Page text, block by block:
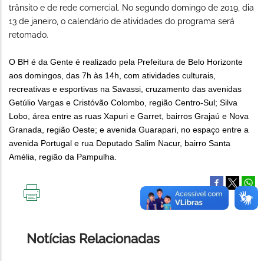
trânsito e de rede comercial. No segundo domingo de 2019, dia
13 de janeiro, o calendário de atividades do programa será
retomado.
O BH é da Gente é realizado pela Prefeitura de Belo Horizonte
aos domingos, das 7h às 14h, com atividades culturais,
recreativas e esportivas na Savassi, cruzamento das avenidas
Getúlio Vargas e Cristóvão Colombo, região Centro-Sul; Silva
Lobo, área entre as ruas Xapuri e Garret, bairros Grajaú e Nova
Granada, região Oeste; e avenida Guarapari, no espaço entre a
avenida Portugal e rua Deputado Salim Nacur, bairro Santa
Amélia, região da Pampulha.
Notícias Relacionadas